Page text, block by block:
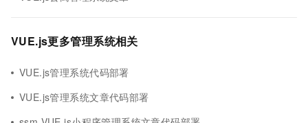
VUE.js更多管理系统相关
VUE.js管理系统代码部署
VUE.js管理系统文章代码部署